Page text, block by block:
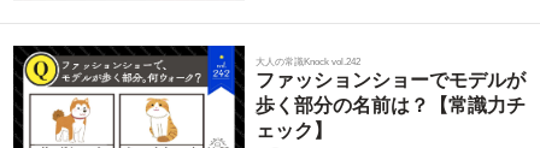
大人の常識Knock vol.242
ファッションショーでモデルが
歩く部分の名前は？【常識力チ
ェック】